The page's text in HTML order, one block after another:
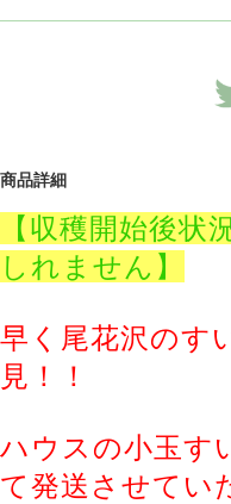
商品詳細
【収穫開始後状
しれません】
早く尾花沢のす
見！！
ハウスの小玉す
て発送させてい